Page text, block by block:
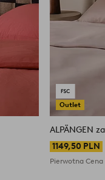
Outlet
1149,50 PLN
Pierwotna Cena